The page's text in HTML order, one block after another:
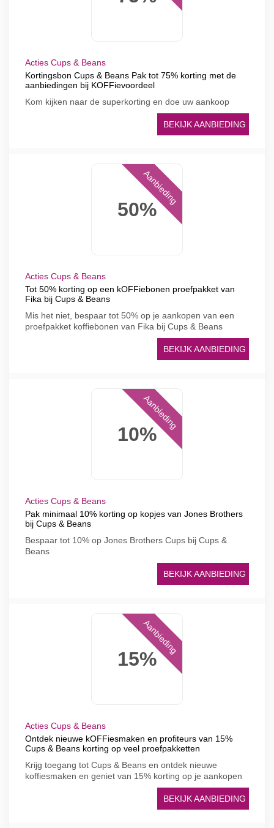
Acties Cups & Beans
Kortingsbon Cups & Beans Pak tot 75% korting met de
aanbiedingen bij KOFFievoordeel
Kom kijken naar de superkorting en doe uw aankoop
BEKIJK AANBIEDING
50%
Aanbieding
Acties Cups & Beans
Tot 50% korting op een kOFFiebonen proefpakket van
Fika bij Cups & Beans
Mis het niet, bespaar tot 50% op je aankopen van een
proefpakket koffiebonen van Fika bij Cups & Beans
BEKIJK AANBIEDING
10%
Aanbieding
Acties Cups & Beans
Pak minimaal 10% korting op kopjes van Jones Brothers
bij Cups & Beans
Bespaar tot 10% op Jones Brothers Cups bij Cups &
Beans
BEKIJK AANBIEDING
15%
Aanbieding
Acties Cups & Beans
Ontdek nieuwe kOFFiesmaken en profiteurs van 15%
Cups & Beans korting op veel proefpakketten
Krijg toegang tot Cups & Beans en ontdek nieuwe
koffiesmaken en geniet van 15% korting op je aankopen
BEKIJK AANBIEDING